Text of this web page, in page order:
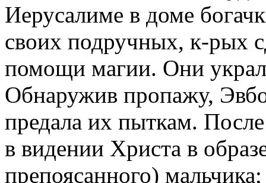
Иерусалиме в доме
своих подручных, к-рых
помощи магии. Они
Обнаружив пропажу,
предала их пыткам.
в видении Христа в
препоясанного)